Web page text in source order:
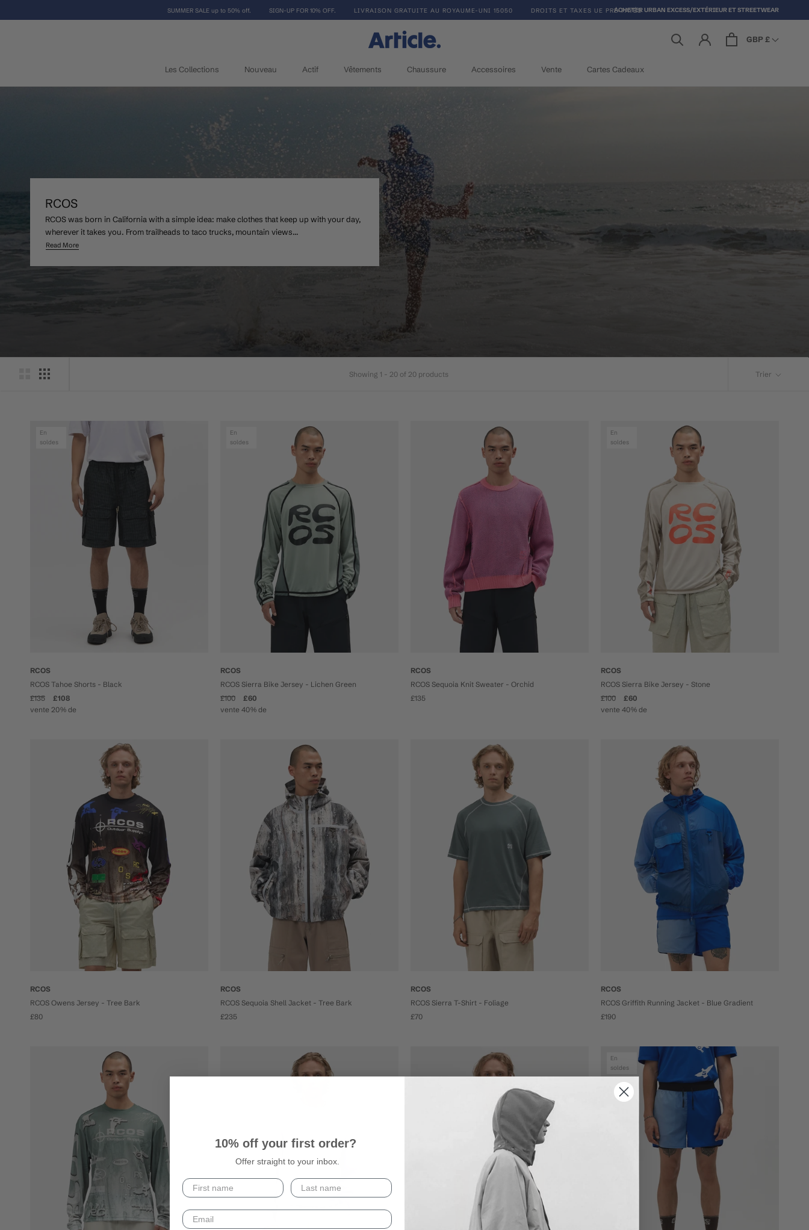
au
SUMMER SALE up to 50% off. SIGN-UP FOR 10% OFF. LIVRAISON GRATUITE AU ROYAUME-UNI 15050 DROITS ET TAXES UE PRÉ-PAYÉSACHETER URBAN EXCESS/EXTÉRIEUR ET STREETWEAR
Les Collections
Nouveau
Actif
Vêtements
Chaussure
Accessoires
Vente
Cartes Cadeaux
GBP £
RCOS
RCOS was born in California with a simple idea: make clothes that keep up with your day,
wherever it takes you. From trailheads to taco trucks, mountain views...
Read More
Trier
Showing 1 - 20 of 20 products
En
soldes
RCOS
RCOS Tahoe Shorts - Black
£135
£108
vente 20% de
En
soldes
RCOS
RCOS Sierra Bike Jersey - Lichen Green
£100
£60
vente 40% de
RCOS
RCOS Sequoia Knit Sweater - Orchid
£135
En
soldes
RCOS
RCOS Sierra Bike Jersey - Stone
£100
£60
vente 40% de
RCOS
RCOS Owens Jersey - Tree Bark
£80
RCOS
RCOS Sequoia Shell Jacket - Tree Bark
£235
RCOS
RCOS Sierra T-Shirt - Foliage
£70
RCOS
RCOS Griffith Running Jacket - Blue Gradient
£190
En
soldes
10% off your first order?
Offer straight to your inbox.